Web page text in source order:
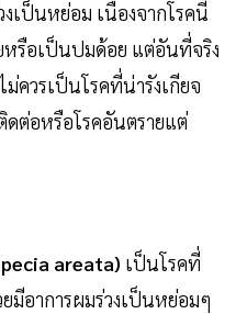
เป็นหย่อม เนื่องจากโรคนี้
รือเป็นปมด้อย แต่อันที่จริง
ควรเป็นโรคที่น่ารังเกียจ
ดต่อหรือโรคอันตรายแต่
areata) เป็นโรคที่
มีอาการผมร่วงเป็นหย่อมๆ